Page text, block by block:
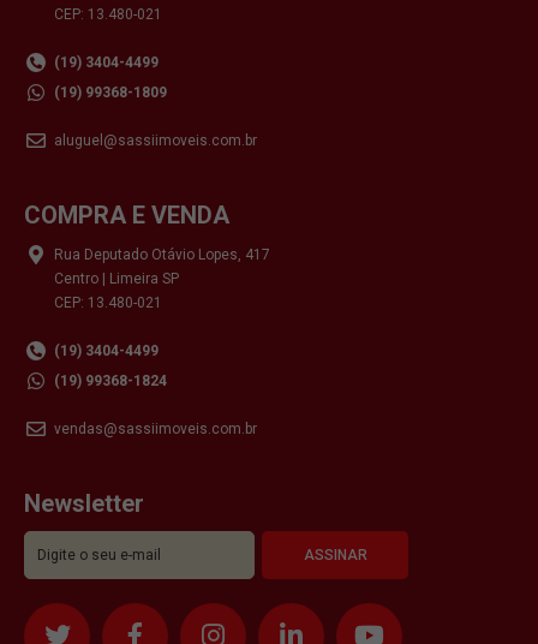
CEP: 13.480-021
(19) 3404-4499
(19) 99368-1809
aluguel@sassiimoveis.com.br
COMPRA E VENDA
Rua Deputado Otávio Lopes, 417
Centro | Limeira SP
CEP: 13.480-021
(19) 3404-4499
(19) 99368-1824
vendas@sassiimoveis.com.br
Newsletter